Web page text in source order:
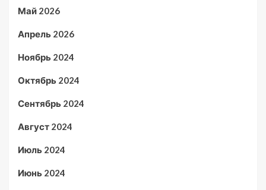
Май 2026
Апрель 2026
Ноябрь 2024
Октябрь 2024
Сентябрь 2024
Август 2024
Июль 2024
Июнь 2024